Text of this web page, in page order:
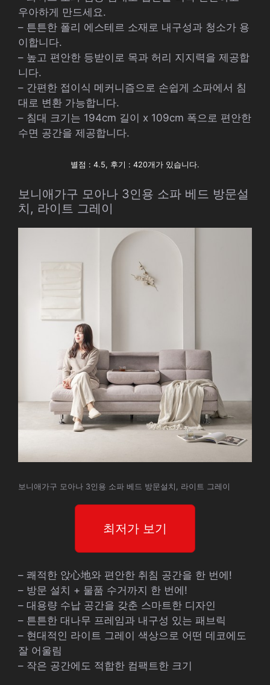
우아하게 만드세요.
– 튼튼한 폴리 에스테르 소재로 내구성과 청소가 용
이합니다.
– 높고 편안한 등받이로 목과 허리 지지력을 제공합
니다.
– 간편한 접이식 메커니즘으로 손쉽게 소파에서 침
대로 변환 가능합니다.
– 침대 크기는 194cm 길이 x 109cm 폭으로 편안한
수면 공간을 제공합니다.
별점 : 4.5, 후기 : 420개가 있습니다.
보니애가구 모아나 3인용 소파 베드 방문설
치, 라이트 그레이
보니애가구 모아나 3인용 소파 베드 방문설치, 라이트 그레이
최저가 보기
– 쾌적한 앉心地와 편안한 취침 공간을 한 번에!
– 방문 설치 + 물품 수거까지 한 번에!
– 대용량 수납 공간을 갖춘 스마트한 디자인
– 튼튼한 대나무 프레임과 내구성 있는 패브릭
– 현대적인 라이트 그레이 색상으로 어떤 데코에도
잘 어울림
– 작은 공간에도 적합한 컴팩트한 크기